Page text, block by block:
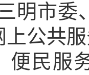
明市委
上公共
便民服